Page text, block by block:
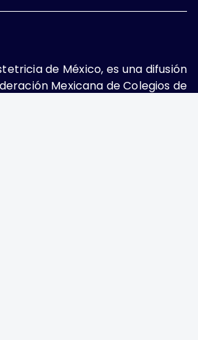
de México, es una difusión
Mexicana de Colegios de